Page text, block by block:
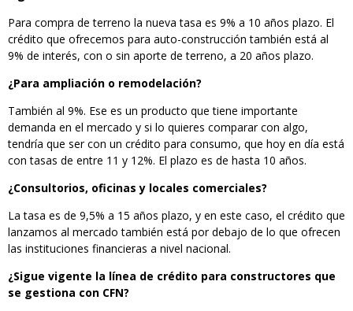
Para compra de terreno la nueva tasa es 9% a 10 años plazo. El
crédito que ofrecemos para auto-construcción también está al
9% de interés, con o sin aporte de terreno, a 20 años plazo.
¿Para ampliación o remodelación?
También al 9%. Ese es un producto que tiene importante
demanda en el mercado y si lo quieres comparar con algo,
tendría que ser con un crédito para consumo, que hoy en día está
con tasas de entre 11 y 12%. El plazo es de hasta 10 años.
¿Consultorios, oficinas y locales comerciales?
La tasa es de 9,5% a 15 años plazo, y en este caso, el crédito que
lanzamos al mercado también está por debajo de lo que ofrecen
las instituciones financieras a nivel nacional.
¿Sigue vigente la línea de crédito para constructores que
se gestiona con CFN?